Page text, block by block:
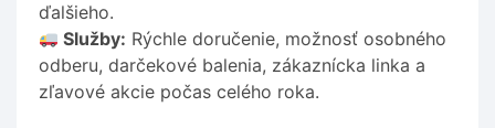
ďalšieho.
Služby: Rýchle doručenie, možnosť osobného
odberu, darčekové balenia, zákaznícka linka a
zľavové akcie počas celého roka.